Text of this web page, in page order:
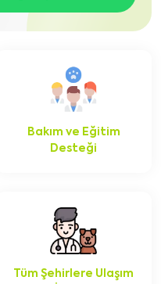
Bakım ve Eğitim
Desteği
Tüm Şehirlere Ulaşım